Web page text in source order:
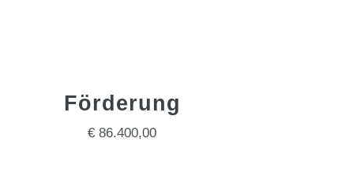
Förderung
€ 86.400,00